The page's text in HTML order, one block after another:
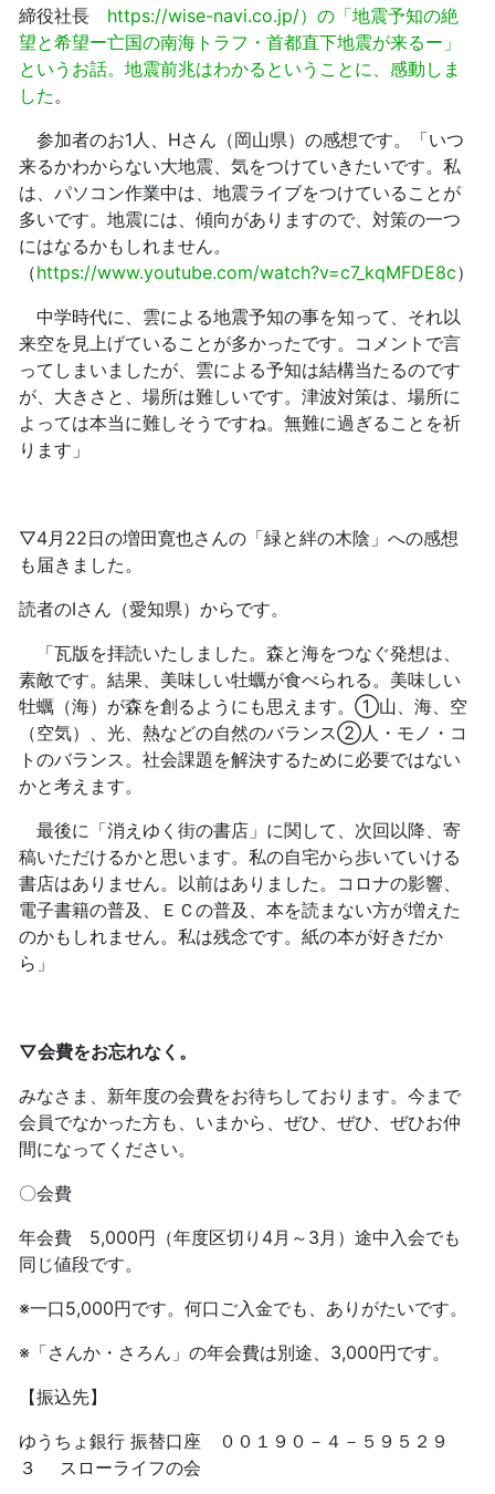
締役社長 https://wise-navi.co.jp/）の「地震予知の絶
望と希望ー亡国の南海トラフ・首都直下地震が来るー」
というお話。地震前兆はわかるということに、感動しま
した。
参加者のお1人、Hさん（岡山県）の感想です。「いつ
来るかわからない大地震、気をつけていきたいです。私
は、パソコン作業中は、地震ライブをつけていることが
多いです。地震には、傾向がありますので、対策の一つ
にはなるかもしれません。
（https://www.youtube.com/watch?v=c7_kqMFDE8c）
中学時代に、雲による地震予知の事を知って、それ以
来空を見上げていることが多かったです。コメントで言
ってしまいましたが、雲による予知は結構当たるのです
が、大きさと、場所は難しいです。津波対策は、場所に
よっては本当に難しそうですね。無難に過ぎることを祈
ります」
▽4月22日の増田寛也さんの「緑と絆の木陰」への感想
も届きました。
読者のIさん（愛知県）からです。
「瓦版を拝読いたしました。森と海をつなぐ発想は、
素敵です。結果、美味しい牡蠣が食べられる。美味しい
牡蠣（海）が森を創るようにも思えます。①山、海、空
（空気）、光、熱などの自然のバランス②人・モノ・コ
トのバランス。社会課題を解決するために必要ではない
かと考えます。
最後に「消えゆく街の書店」に関して、次回以降、寄
稿いただけるかと思います。私の自宅から歩いていける
書店はありません。以前はありました。コロナの影響、
電子書籍の普及、ＥＣの普及、本を読まない方が増えた
のかもしれません。私は残念です。紙の本が好きだか
ら」
▽会費をお忘れなく。
みなさま、新年度の会費をお待ちしております。今まで
会員でなかった方も、いまから、ぜひ、ぜひ、ぜひお仲
間になってください。
〇会費
年会費 5,000円（年度区切り4月～3月）途中入会でも
同じ値段です。
※一口5,000円です。何口ご入金でも、ありがたいです。
※「さんか・さろん」の年会費は別途、3,000円です。
【振込先】
ゆうちょ銀行 振替口座 ００１９０－４－５９５２９
３ スローライフの会